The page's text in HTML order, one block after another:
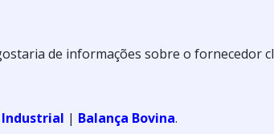
de informações sobre o fornecedor
Industrial | Balança Bovina.